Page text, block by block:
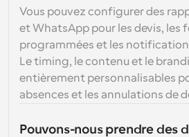
Vous pouvez configurer des
et WhatsApp pour les devis, les
programmées et les
Le timing, le contenu et le
entièrement personnalisables
absences et les annulations de
Pouvons-nous prendre des